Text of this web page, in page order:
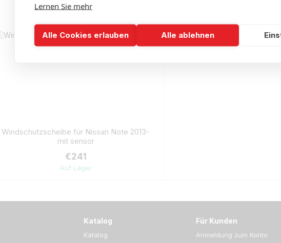
Windschutzscheibe für Nissan Note 2013-
mit sensor
€241
Auf Lager
Katalog
Katalog
Für Kunden
Anmeldung zum Konto
Lernen Sie mehr
Alle Cookies erlauben Alle ablehnen